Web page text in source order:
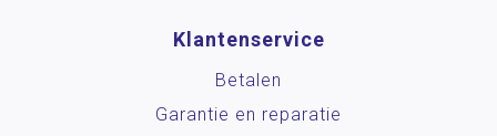
Klantenservice
Betalen
Garantie en reparatie